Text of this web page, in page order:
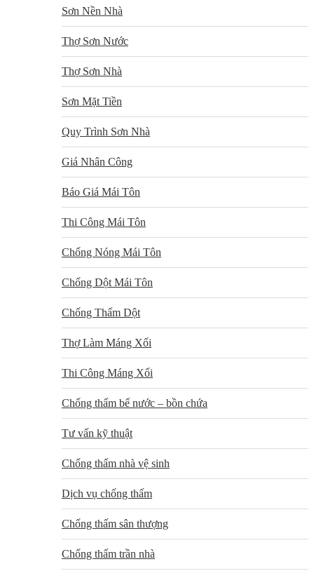
Sơn Nền Nhà
Thợ Sơn Nước
Thợ Sơn Nhà
Sơn Mặt Tiền
Quy Trình Sơn Nhà
Giá Nhân Công
Báo Giá Mái Tôn
Thi Công Mái Tôn
Chống Nóng Mái Tôn
Chống Dột Mái Tôn
Chống Thấm Dột
Thợ Làm Máng Xối
Thi Công Máng Xối
Chống thấm bể nước – bồn chứa
Tư vấn kỹ thuật
Chống thấm nhà vệ sinh
Dịch vụ chống thấm
Chống thấm sân thượng
Chống thấm trần nhà